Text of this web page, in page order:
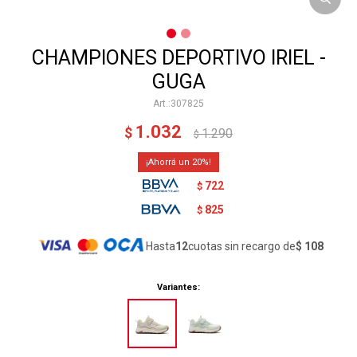
CHAMPIONES DEPORTIVO IRIEL -
GUGA
307825
$ 1.032 $ 1.290
20
$ 722
$ 825
Hasta12cuotas sin recargo de$ 108
Variantes: